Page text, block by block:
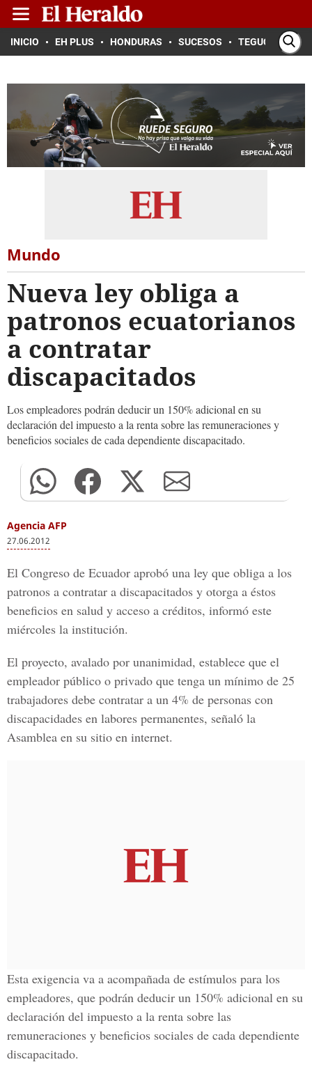
INICIO EH PLUS HONDURAS SUCESOS TEGUCIGALPA
Mundo
Nueva ley obliga a
patronos ecuatorianos
a contratar
discapacitados
Los empleadores podrán deducir un 150% adicional en su
declaración del impuesto a la renta sobre las remuneraciones y
beneficios sociales de cada dependiente discapacitado.
Agencia AFP
27.06.2012
El Congreso de Ecuador aprobó una ley que obliga a los
patronos a contratar a discapacitados y otorga a éstos
beneficios en salud y acceso a créditos, informó este
miércoles la institución.
El proyecto, avalado por unanimidad, establece que el
empleador público o privado que tenga un mínimo de 25
trabajadores debe contratar a un 4% de personas con
discapacidades en labores permanentes, señaló la
Asamblea en su sitio en internet.
Esta exigencia va a acompañada de estímulos para los
empleadores, que podrán deducir un 150% adicional en su
declaración del impuesto a la renta sobre las
remuneraciones y beneficios sociales de cada dependiente
discapacitado.